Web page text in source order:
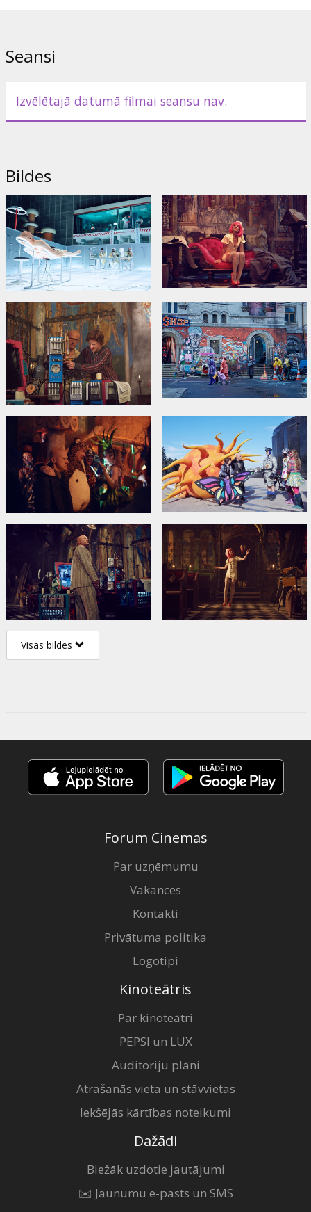
iznīcinošu mīlestību...
"Nulles teorēma" ir svētki kino estētiem, izmanīgs reliģiozuma un
zinātniskā skepticisma savijums, paradoksu dzirkstījums, dīvainību
pieredzējušās publikas ceļā. Autori nebīstas izskatīties gudri un
tas iegulst dvēselē un mudina brīvākā brīdī apcerēt mūžīgo.
Filma angļu valodā ar subtitriem latviešu un krievu valodā.
Izplatītājs: Festivāls "Baltijas pērle"
Režisors: Terry Gilliam
Lomās: Christoph Waltz, Mélanie Thierry,David Thewlis,Lucas
Hedges,Matt Damon,Ben Whishaw,Tilda Swinton
Saites:
Baltijas Pērle,IMDB, Facebook,Oficiālā mājas lapa
Seansi
Izvēlētajā datumā filmai seansu nav.
Bildes
Visas bildes
Forum Cinemas
Par uzņēmumu
Vakances
Kontakti
Privātuma politika
Logotipi
Kinoteātris
Par kinoteātri
PEPSI un LUX
Auditoriju plāni
Atrašanās vieta un stāvvietas
Iekšējās kārtības noteikumi
Dažādi
Biežāk uzdotie jautājumi
✉️ Jaunumu e-pasts un SMS